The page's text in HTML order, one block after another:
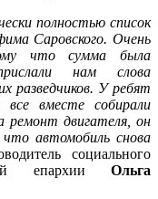
полностью список
Саровского. Очень
что сумма была
нам слова
разведчиков. У ребят
вместе собирали
двигателя, он
автомобиль снова
социального
епархии Ольга